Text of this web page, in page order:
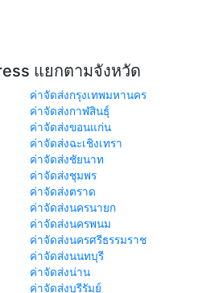
แยกตามจังหวัด
ค่าจัดส่งกรุงเทพมหานคร
ค่าจัดส่งกาฬสินธุ์
ค่าจัดส่งขอนแก่น
ค่าจัดส่งฉะเชิงเทรา
ค่าจัดส่งชัยนาท
ค่าจัดส่งชุมพร
ค่าจัดส่งตราด
ค่าจัดส่งนครนายก
ค่าจัดส่งนครพนม
ค่าจัดส่งนครศรีธรรมราช
ค่าจัดส่งนนทบุรี
ค่าจัดส่งน่าน
ค่าจัดส่งบุรีรัมย์